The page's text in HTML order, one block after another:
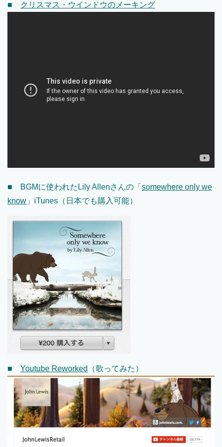
■ クリスマス・ウインドウのメーキング
■ BGMに使われたLily Allenさんの「 somewhere only we
know 」iTunes（日本でも購入可能）
■ Youtube Reworked （歌ってみた）